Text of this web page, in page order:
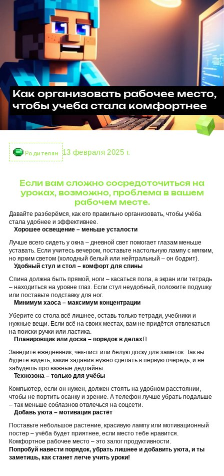
Как организовать рабочее место,
чтобы учеба стала комфортнее
Родителям 13 февраля 2025 г.
Если вам сложно сосредоточиться на
уроках, возможно, проблема в вашем
рабочем месте.
Давайте разберёмся, как его правильно организовать, чтобы учёба
стала удобнее и эффективнее.
Хорошее освещение – меньше усталости
Лучше всего сидеть у окна – дневной свет помогает глазам меньше
уставать. Если учитесь вечером, поставьте настольную лампу с мягким,
но ярким светом (холодный белый или нейтральный – он бодрит).
Удобный стул и стол – комфорт для спины
Спина должна быть прямой, ноги – касаться пола, а экран или тетрадь
– находиться на уровне глаз. Если стул неудобный, положите подушку
или поставьте подставку для ног.
Минимум хаоса – максимум концентрации
Уберите со стола всё лишнее, оставь только тетради, учебники и
нужные вещи. Если всё на своих местах, вам не придётся отвлекаться
на поиски ручки или ластика.
Планировщик или доска – порядок в делахП
Заведите ежедневник, чек-лист или белую доску для заметок. Так вы
будете видеть, какие задания нужно сделать в первую очередь, и не
забудешь про важные дедлайны.
Технозона – только для учёбы
Компьютер, если он нужен, должен стоять на удобном расстоянии,
чтобы не портить осанку и зрение. А телефон лучше убрать подальше
– так меньше соблазнов отвлечься на соцсети.
Добавь уюта – мотивация растёт
Поставьте небольшое растение, красивую лампу или мотивационный
постер – учёба будет приятнее, если место тебе нравится.
Комфортное рабочее место – это залог продуктивности.
Попробуй навести порядок, убрать лишнее и добавить уюта, и ты
заметишь, как станет легче учить уроки!